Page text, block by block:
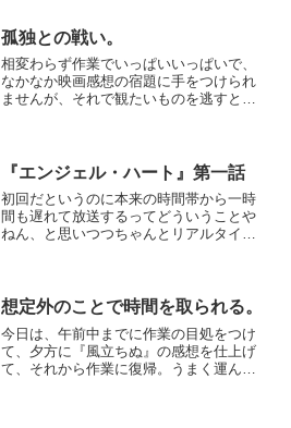
孤独との戦い。
相変わらず作業でいっぱいいっぱいで、
なかなか映画感想の宿題に手をつけられ
ませんが、それで観たいものを逃すとど
刻に赴いたのは、ユナイテ...
『エンジェル・ハート』第一話
初回だというのに本来の時間帯から一時
間も遅れて放送するってどういうことや
ねん、と思いつつちゃんとリアルタイム
想定外のことで時間を取られる。
今日は、午前中までに作業の目処をつけ
て、夕方に『風立ちぬ』の感想を仕上げ
て、それから作業に復帰。うまく運んだ